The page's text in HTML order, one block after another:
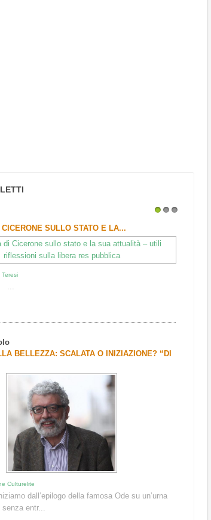
SULLO STATO E LA...
Teresi
BELLEZZA: SCALATA O INIZIAZIONE? “DI
Culturelite
dall’epilogo della famosa Ode su un’urna
entr...